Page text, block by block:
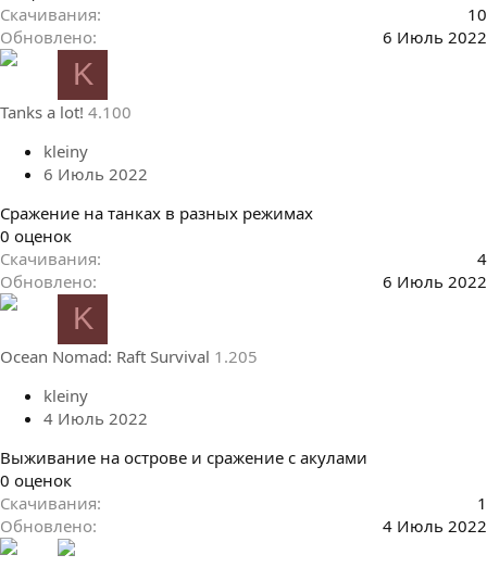
.
0
0
в
Скачивания
10
Обновлено
6 Июль 2022
K
Tanks a lot! 4.100
kleiny
6 Июль 2022
Сражение на танках в разных режимах
0
.
0
0
в
0 оценок
Скачивания
4
Обновлено
6 Июль 2022
K
Ocean Nomad: Raft Survival 1.205
kleiny
4 Июль 2022
Выживание на острове и сражение с акулами
0
.
0
0
0 оценок
Скачивания
1
Обновлено
4 Июль 2022